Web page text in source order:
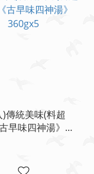
傳統美味(料超
早味四神湯》